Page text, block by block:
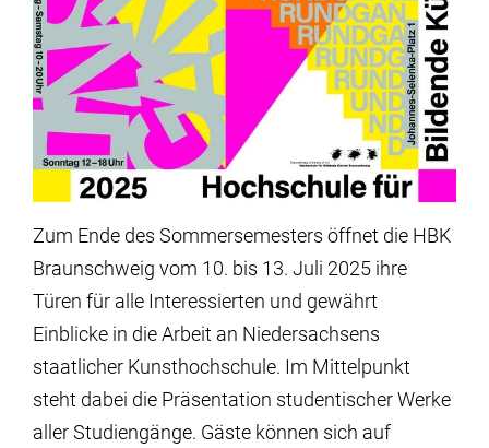
Zum Ende des Sommersemesters öffnet die HBK
Braunschweig vom 10. bis 13. Juli 2025 ihre
Türen für alle Interessierten und gewährt
Einblicke in die Arbeit an Niedersachsens
staatlicher Kunsthochschule. Im Mittelpunkt
steht dabei die Präsentation studentischer Werke
aller Studiengänge. Gäste können sich auf